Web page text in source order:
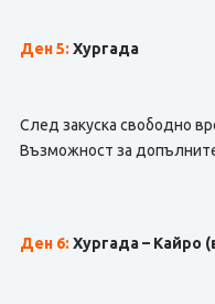
Ден 5: Хургада
След закуска свободно
Възможност за
Ден 6: Хургада – Кайро